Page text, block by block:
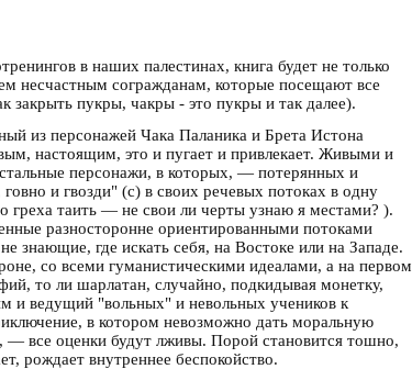
в наших палестинах, книга будет не только
несчастным согражданам, которые посещают все
закрыть пукры, чакры - это пукры и так далее).
из персонажей Чака Паланика и Брета Истона
настоящим, это и пугает и привлекает. Живыми и
персонажи, в которых, — потерянных и
и гвозди" (с) в своих речевых потоках в одну
таить — не свои ли черты узнаю я местами? ).
разносторонне ориентированными потоками
знающие, где искать себя, на Востоке или на Западе.
со всеми гуманистическими идеалами, а на первом
то ли шарлатан, случайно, подкидывая монетку,
и ведущий "вольных" и невольных учеников к
в котором невозможно дать моральную
все оценки будут лживы. Порой становится тошно,
рождает внутреннее беспокойство.